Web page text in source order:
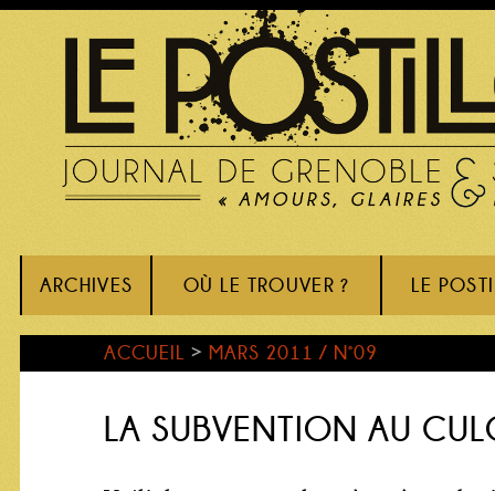
ARCHIVES OÙ LE TROUVER ? LE
ACCUEIL > MARS 2011 / N°09
LA SUBVENTION AU